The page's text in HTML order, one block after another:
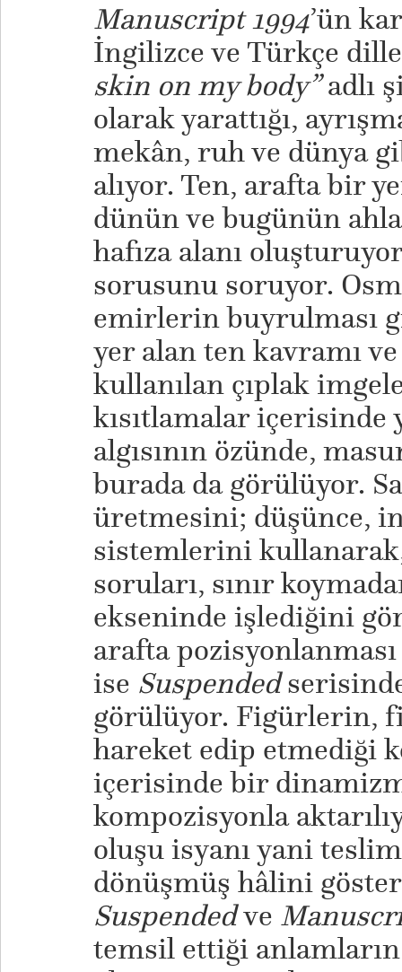
Manuscript 1994’ün
İngilizce ve Türkçe
skin on my body”adlı
olarak yarattığı,
mekân, ruh ve dünya
alıyor. Ten, arafta bir
dünün ve bugünün
hafıza alanı
sorusunu soruyor.
emirlerin buyrulması
yer alan ten kavramı
kullanılan çıplak
kısıtlamalar içerisinde
algısının özünde,
burada da görülüyor.
üretmesini; düşünce,
sistemlerini
soruları, sınır
ekseninde işlediğini
arafta pozisyonlanması
ise Suspended
görülüyor. Figürlerin,
hareket edip etmediği
içerisinde bir
kompozisyonla
oluşu isyanı yani
dönüşmüş hâlini
Suspendedve
temsil ettiği